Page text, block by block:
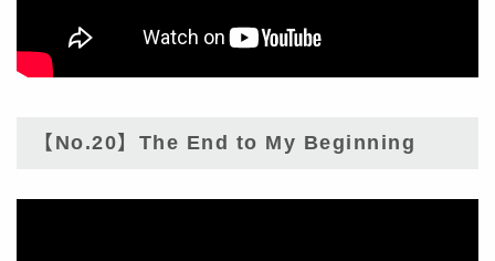
【No.20】The End to My Beginning